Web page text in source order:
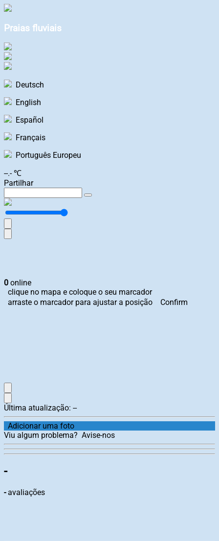
Praias fluviais
Deutsch
English
Español
Français
Português Europeu
--.- ℃
Partilhar
0 online
clique no mapa e coloque o seu marcador
arraste o marcador para ajustar a posição
Confirm
Última atualização: --
Adicionar uma foto
Viu algum problema? Avise-nos
-
-avaliações